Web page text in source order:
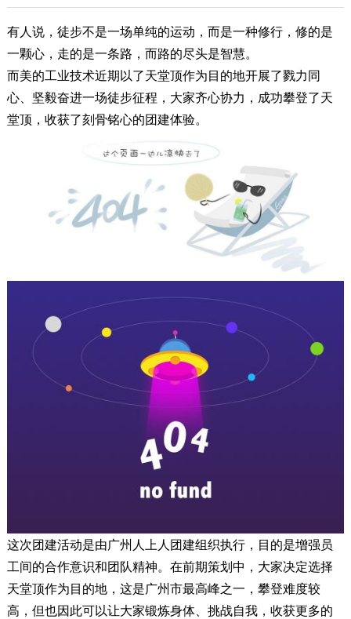
有人说，徒步不是一场单纯的运动，而是一种修行，修的是
一颗心，走的是一条路，而路的尽头是智慧。
而美的工业技术近期以了天堂顶作为目的地开展了戮力同
心、坚毅奋进一场徒步征程，大家齐心协力，成功攀登了天
堂顶，收获了刻骨铭心的团建体验。
这次团建活动是由广州人上人团建组织执行，目的是增强员
工间的合作意识和团队精神。在前期策划中，大家决定选择
天堂顶作为目的地，这是广州市最高峰之一，攀登难度较
高，但也因此可以让大家锻炼身体、挑战自我，收获更多的